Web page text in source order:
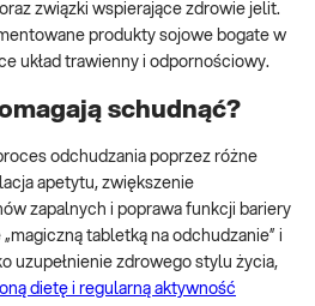
związki wspierające zdrowie jelit.
produkty sojowe bogate w
układ trawienny i odpornościowy.
schudnąć?
odchudzania poprzez różne
apetytu, zwiększenie
zapalnych i poprawa funkcji bariery
tabletką na odchudzanie” i
uzupełnienie zdrowego stylu życia,
dietę i regularną aktywność